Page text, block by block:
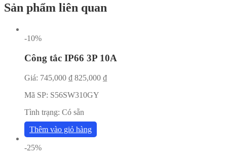
Sản phẩm liên quan
-10%
Công tắc IP66 3P 10A
Giá: 745,000 ₫ 825,000 ₫
Mã SP: S56SW310GY
Tình trạng: Có sẵn
Thêm vào giỏ hàng
-25%